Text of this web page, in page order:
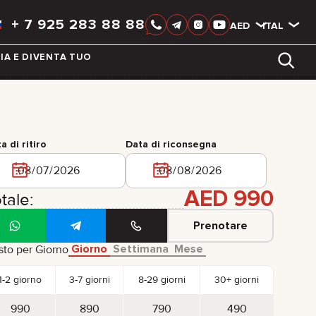
AED
+ 7 925 283 88 88 AED ITALIAN
E DIVENTA TUO
di ritiro Data di riconsegna
AED 990
Prenotare
per Giorno Giorno Settimana Mese
2 giorno 3-7 giorni 8-29 giorni 30+ giorni
990 890 790
490